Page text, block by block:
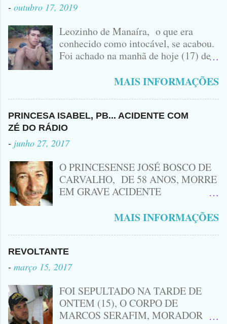
- outubro 17, 2019
Leozinho de Manaíra, o que era
conhecido como intocável, se acabou.
Foi achado na manhã de hoje (17) de
no Sertão da Paraíba, o Lendário
Leozinho . Segundo informações , o
Criminoso Leonardo, 22 anos, foi
atingido com disparo de calibre 12. O
Procurado pela Justiça havia matado
a Namorada dele, Fabrícia Nogueira ,
Peixeira. Ele deu mais de 10 Facadas
na Adolescente.
MAIS INFORMAÇÕES
PRINCESA ISABEL, PB... ACIDENTE COM
ZÉ DO RÁDIO
- junho 27, 2017
O PRINCESENSE JOSÉ BOSCO DE
CARVALHO, DE 58 ANOS, MORRE
EM GRAVE ACIDENTE
CINQUENTINHA SHINERAY E UM
VEÍCULO MONTANA, TRAGÉDIA
ACONTECEU AGORA A TARDE
PRÓXIMO A ENTRADA DE LAGOA
DA CRUZ, A VÍTIMA CONHECIDA
NO LOCAL... ZÉ DO RÁDIO COMO
ERA CONHECIDO TRABALHAVA
HÁ MUITOS ANOS COM
MAIS INFORMAÇÕES
REVOLTANTE
- março 15, 2017
FOI SEPULTADO NA TARDE DE
ONTEM (15), O CORPO DE
MARCOS SERAFIM, MORADOR